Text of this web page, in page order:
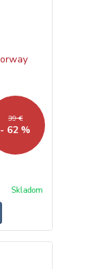
39 €
- 62 %
Skladom